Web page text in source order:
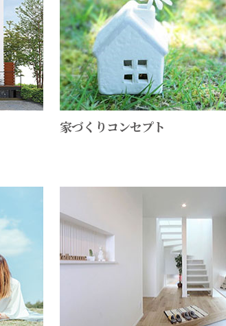
家づくりコンセプト